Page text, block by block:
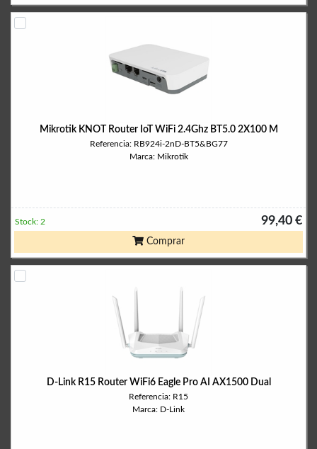
Mikrotik KNOT Router IoT WiFi 2.4Ghz BT5.0 2X100 M
Referencia: RB924i-2nD-BT5&BG77
Marca: Mikrotik
99,40 €
Stock: 2
Comprar
D-Link R15 Router WiFi6 Eagle Pro AI AX1500 Dual
Referencia: R15
Marca: D-Link